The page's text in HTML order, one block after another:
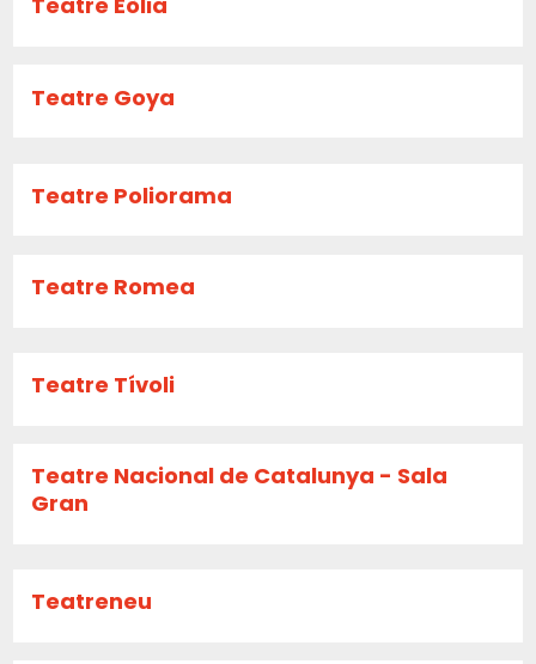
Teatre Goya
Teatre Poliorama
Teatre Romea
Teatre Tívoli
Teatre Nacional de Catalunya - Sala
Gran
Teatreneu